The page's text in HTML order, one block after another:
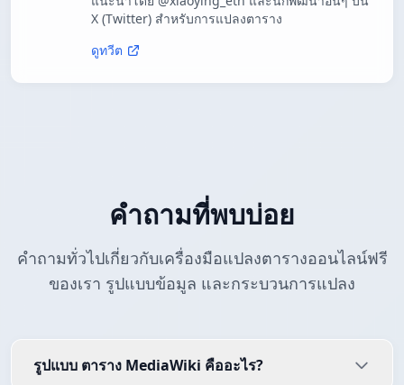
X (Twitter) สำหรับการแปลงตาราง
ดูทวีต
คำถามที่พบบ่อย
คำถามทั่วไปเกี่ยวกับเครื่องมือแปลงตารางออนไลน์ฟรี
ของเรา รูปแบบข้อมูล และกระบวนการแปลง
รูปแบบ ตาราง MediaWiki คืออะไร?